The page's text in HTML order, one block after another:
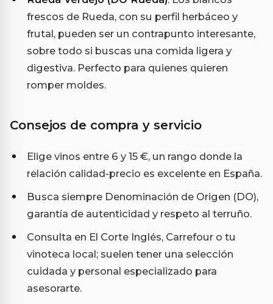
frescos de Rueda, con su perfil herbáceo y
frutal, pueden ser un contrapunto interesante,
sobre todo si buscas una comida ligera y
digestiva. Perfecto para quienes quieren
romper moldes.
Consejos de compra y servicio
Elige vinos entre 6 y 15 €, un rango donde la
relación calidad-precio es excelente en España.
Busca siempre Denominación de Origen (DO),
garantía de autenticidad y respeto al terruño.
Consulta en El Corte Inglés, Carrefour o tu
vinoteca local; suelen tener una selección
cuidada y personal especializado para
asesorarte.